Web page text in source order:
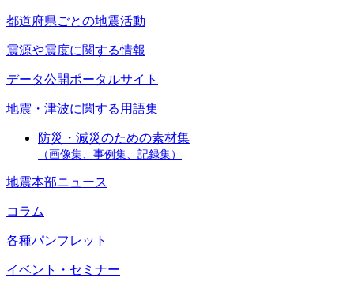
都道府県ごとの地震活動
震源や震度に関する情報
データ公開ポータルサイト
地震・津波に関する用語集
防災・減災のための素材集
（画像集、事例集、記録集）
地震本部ニュース
コラム
各種パンフレット
イベント・セミナー